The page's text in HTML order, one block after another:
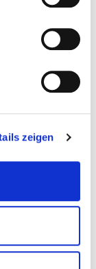
zeigen